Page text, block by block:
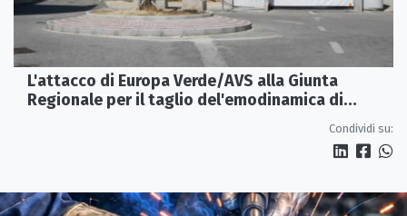
L'attacco di Europa Verde/AVS alla Giunta
Regionale per il taglio del'emodinamica di
Condividi su: